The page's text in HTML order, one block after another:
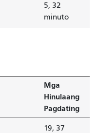
5, 32
minuto
Mga
Hinulaang
Pagdating
19, 37